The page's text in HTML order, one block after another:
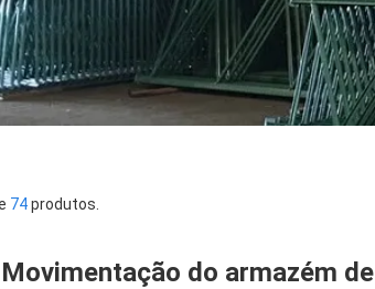
74produtos.
Movimentação do armazém de